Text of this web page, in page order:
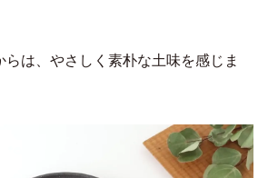
らは、やさしく素朴な土味を感じま